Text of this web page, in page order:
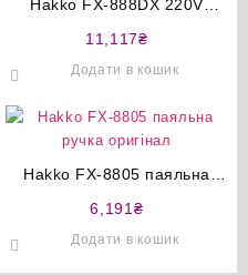
Hakko FX-888DX 220V
оригінал
11,117₴
Додати в кошик
Hakko FX-8805 паяльна
6,191 ₴
Додати в кошик